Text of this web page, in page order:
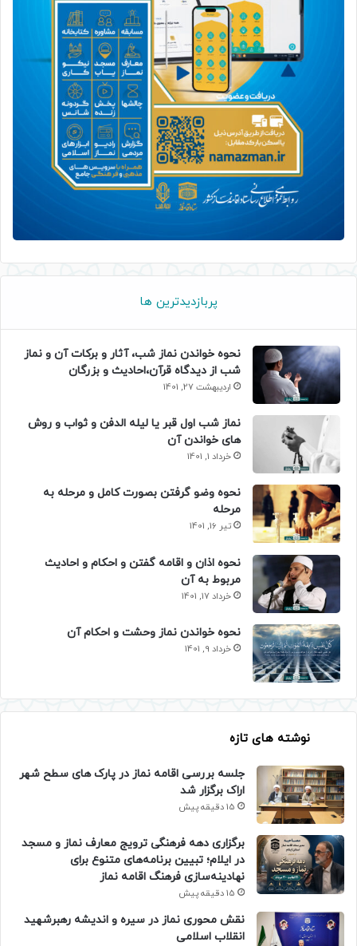
پربازدیدترین ها
نحوه خواندن نماز شب، آثار و برکات آن و نماز
شب از دیدگاه قرآن،احادیث و بزرگان
اردیبهشت 27, 1401
نماز شب اول قبر یا لیله الدفن و ثواب و روش
های خواندن آن
خرداد 1, 1401
نحوه وضو گرفتن بصورت کامل و مرحله به
مرحله
تیر 16, 1401
نحوه اذان و اقامه گفتن و احکام و احادیث
مربوط به آن
خرداد 17, 1401
نحوه خواندن نماز وحشت و احکام آن
خرداد 9, 1401
نوشته های تازه
جلسه بررسی اقامه نماز در پارک های سطح شهر
اراک برگزار شد
15 دقیقه پیش
برگزاری دهه فرهنگی ترویج معارف نماز و مسجد
در ایلام؛ تبیین برنامه‌های متنوع برای
نهادینه‌سازی فرهنگ اقامه نماز
15 دقیقه پیش
نقش محوری نماز در سیره و اندیشه رهبرشهید
انقلاب اسلامی